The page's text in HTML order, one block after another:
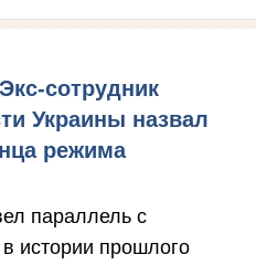
сотрудник
Украины назвал
режима
параллель с
истории прошлого